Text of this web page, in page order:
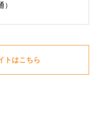
トはこちら